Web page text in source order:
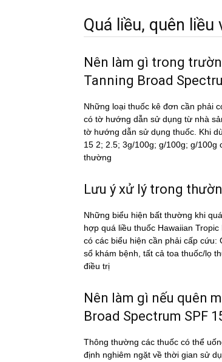
Quá liều, quên liều
Nên làm gì trong
Tanning Broad
Những loại thuốc kê đơn cần phải
có tờ hướng dẫn sử dụng từ nhà
tờ hướng dẫn sử dụng thuốc. Khi
15 2; 2.5; 3g/100g; g/100g; g/
thường
Lưu ý xử lý trong
Những biểu hiện bất thường khi
hợp quá liều thuốc Hawaiian
có các biểu hiện cần phải cấp
sổ khám bệnh, tất cả toa thuốc/lọ
điều trị
Nên làm gì nếu quên
Broad Spectrum SPF
Thông thường các thuốc có thể
định nghiêm ngặt về thời gian sử